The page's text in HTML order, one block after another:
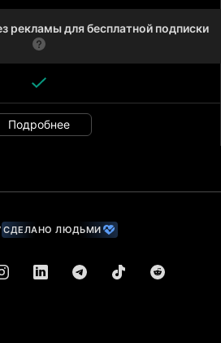
рекламы для бесплатной подписки
Подробнее
СДЕЛАНО ЛЮДЬМИ